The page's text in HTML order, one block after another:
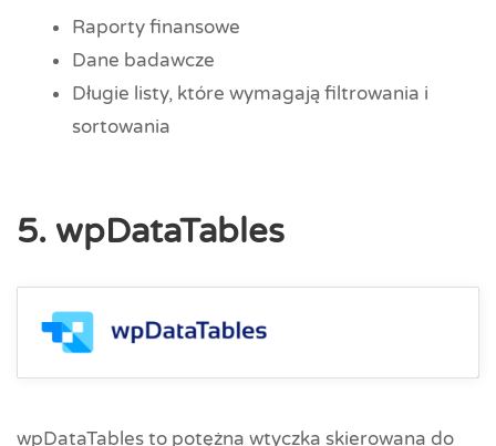
Raporty finansowe
Dane badawcze
Długie listy, które wymagają filtrowania i
sortowania
5. wpDataTables
wpDataTables to potężna wtyczka skierowana do